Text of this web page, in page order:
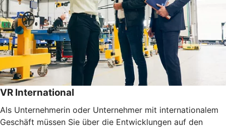
VR International
Als Unternehmerin oder Unternehmer mit internationalem
Geschäft müssen Sie über die Entwicklungen auf den